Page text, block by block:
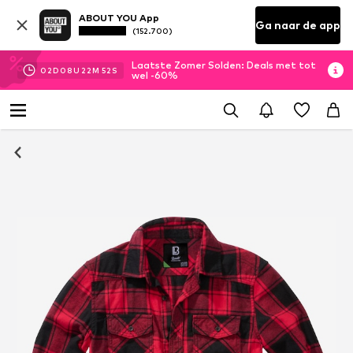
ABOUT YOU App
(152.700) Ga naar de app
02D 08U 22M 51 S
Laatste Zomer Solden: Deals met tot
wel -60%